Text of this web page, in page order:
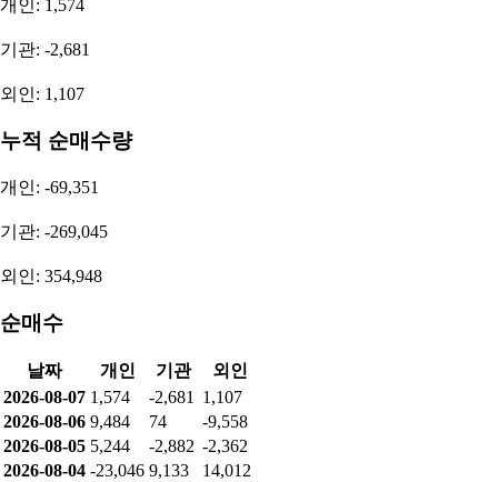
개인: 1,574
기관: -2,681
외인: 1,107
누적 순매수량
개인: -69,351
기관: -269,045
외인: 354,948
순매수
날짜 개인 기관
외인
2026-08-07 1,574 -2,681
1,107
2026-08-06 9,484 74
-9,558
2026-08-05 5,244 -2,882 -2,362
2026-08-04 -23,046 9,133
14,012